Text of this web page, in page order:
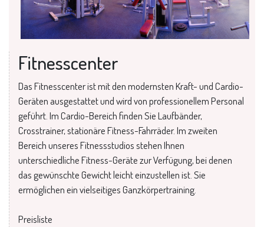
Fitnesscenter
Das Fitnesscenter ist mit den modernsten Kraft- und Cardio-
Geräten ausgestattet und wird von professionellem Personal
geführt. Im Cardio-Bereich finden Sie Laufbänder,
Crosstrainer, stationäre Fitness-Fahrräder. Im zweiten
Bereich unseres Fitnessstudios stehen Ihnen
unterschiedliche Fitness-Geräte zur Verfügung, bei denen
das gewünschte Gewicht leicht einzustellen ist. Sie
ermöglichen ein vielseitiges Ganzkörpertraining.
Preisliste